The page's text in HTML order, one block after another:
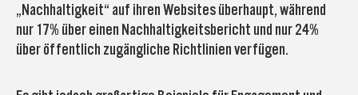
„Nachhaltigkeit“ auf ihren Websites überhaupt, während
nur 17% über einen Nachhaltigkeitsbericht und nur 24%
über öffentlich zugängliche Richtlinien verfügen.